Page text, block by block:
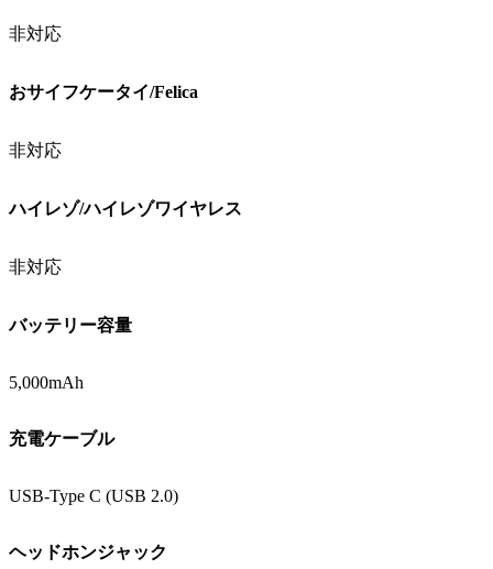
非対応
おサイフケータイ/Felica
非対応
ハイレゾ/ハイレゾワイヤレス
非対応
バッテリー容量
5,000mAh
充電ケーブル
USB-Type C (USB 2.0)
ヘッドホンジャック